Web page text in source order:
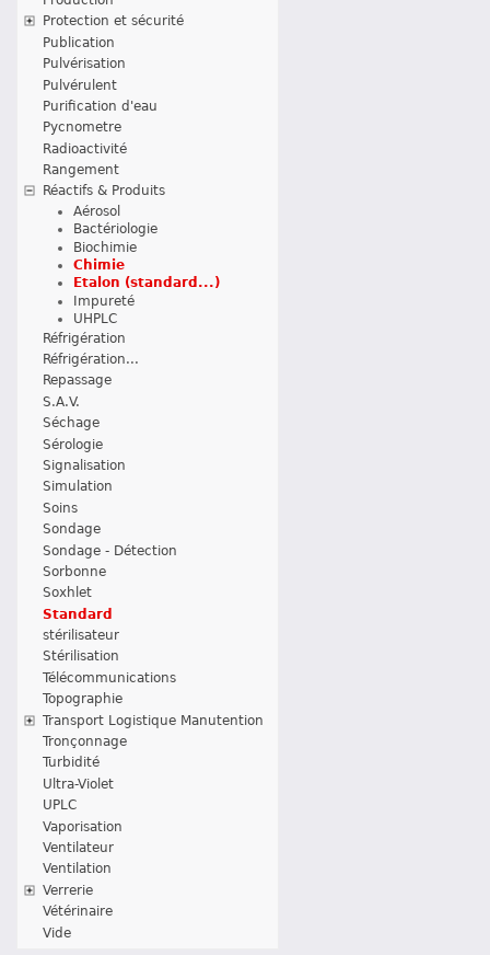
Protection et sécurité
Publication
Pulvérisation
Pulvérulent
Purification d'eau
Pycnometre
Radioactivité
Rangement
Réactifs & Produits
Aérosol
Bactériologie
Biochimie
Chimie
Etalon (standard...)
Impureté
UHPLC
Réfrigération
Réfrigération...
Repassage
S.A.V.
Séchage
Sérologie
Signalisation
Simulation
Soins
Sondage
Sondage - Détection
Sorbonne
Soxhlet
Standard
stérilisateur
Stérilisation
Télécommunications
Topographie
Transport Logistique Manutention
Tronçonnage
Turbidité
Ultra-Violet
UPLC
Vaporisation
Ventilateur
Ventilation
Verrerie
Vétérinaire
Vide